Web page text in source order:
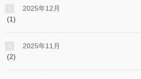
2025年12月
(1)
2025年11月
(2)